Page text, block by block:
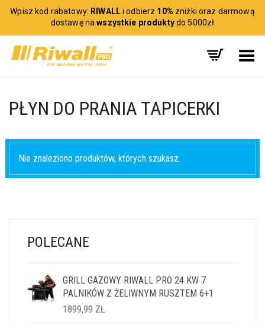
Wpisz kod rabatowy: RIWALLi odbierz 10% zniżki oraz darmową
dostawę nawszystkie produktydo 5000zł
Toggle Menu
PŁYN DO PRANIA TAPICERKI
Nie znaleziono produktów, których szukasz.
POLECANE
GRILL GAZOWY RIWALL PRO 24 KW 7
PALNIKÓW Z ŻELIWNYM RUSZTEM 6+1
1899,99 ZŁ